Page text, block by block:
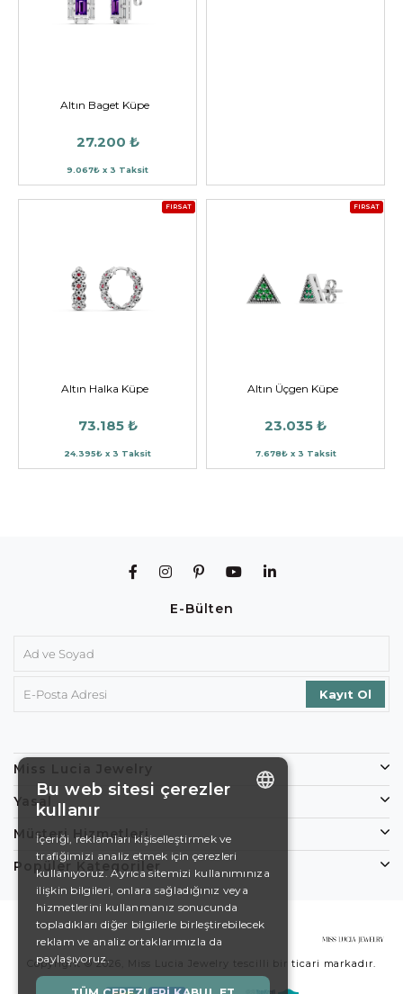
Altın Baget Küpe
27.200 ₺
9.067₺ x 3 Taksit
FIRSAT
Altın Halka Küpe
73.185 ₺
24.395₺ x 3 Taksit
FIRSAT
Altın Üçgen Küpe
23.035 ₺
7.678₺ x 3 Taksit
E-Bülten
Miss Lucia Jewelry
Yasal
Müşteri Hizmetleri
Popüler Kategoriler
Copyright © 2026, Miss Lucia Jewelry tescilli bir ticari markadır.
DE
EN
SWEDISH
TURKISH
Bu web sitesi çerezler
kullanır
İçeriği, reklamları kişiselleştirmek ve
trafiğimizi analiz etmek için çerezleri
kullanıyoruz. Ayrıca sitemizi kullanımınıza
ilişkin bilgileri, onlara sağladığınız veya
hizmetlerini kullanmanız sonucunda
topladıkları diğer bilgilerle birleştirebilecek
reklam ve analiz ortaklarımızla da
paylaşıyoruz.